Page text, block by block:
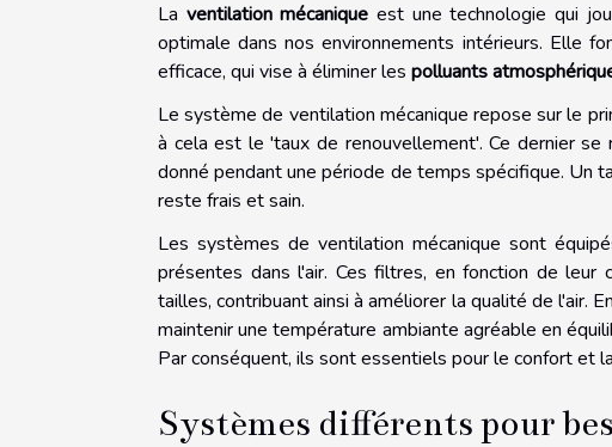
La ventilation mécanique est une technologie qui
optimale dans nos environnements intérieurs. Elle
efficace, qui vise à éliminer les polluants
Le système de ventilation mécanique repose sur le
à cela est le 'taux de renouvellement'. Ce dernier
donné pendant une période de temps spécifique. Un
reste frais et sain.
Les systèmes de ventilation mécanique sont
présentes dans l'air. Ces filtres, en fonction de
tailles, contribuant ainsi à améliorer la qualité de l'air.
maintenir une température ambiante agréable en
Par conséquent, ils sont essentiels pour le confort et
Systèmes différents pour